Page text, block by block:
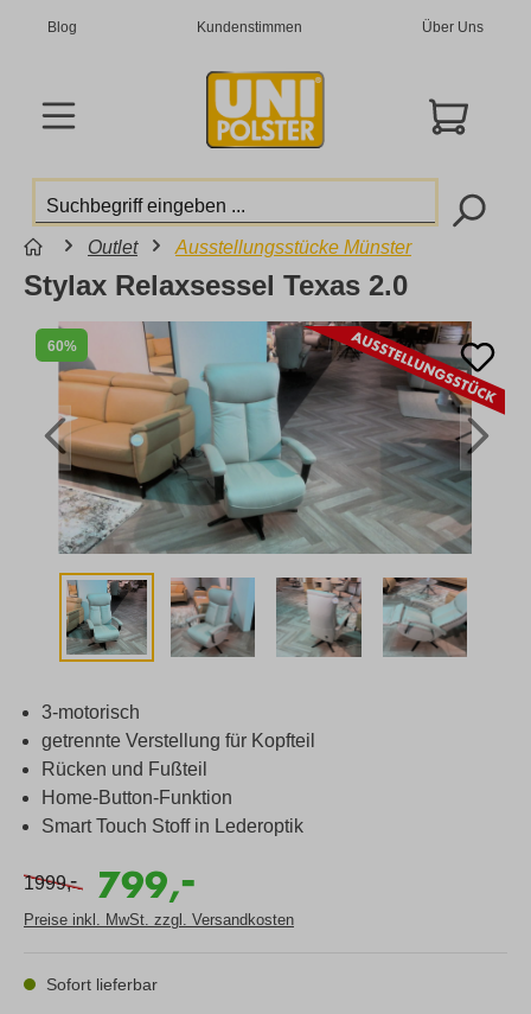
Blog Kundenstimmen Über Uns
Outlet Ausstellungsstücke Münster
60%
Stylax Relaxsessel Texas 2.0
3-motorisch
getrennte Verstellung für Kopfteil
Rücken und Fußteil
Home-Button-Funktion
Smart Touch Stoff in Lederoptik
1999,- 799,
-
Preise inkl. MwSt. zzgl. Versandkosten
Sofort lieferbar